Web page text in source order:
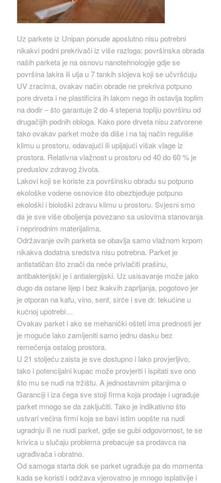
Uz parkete iz Unipan ponude aposlutno nisu potrebni
nikakvi podni prekrivači iz više razloga: površinska obrada
naših parketa je na osnovu nanotehnologije gdje se
površina lakira ili ulja u 7 tankih slojeva koji se učvršćuju
UV zracima, ovakav način obrade ne prekriva potpuno
pore drveta i ne plastificira ih lakom nego ih ostavlja toplim
na dodir – što garantuje 2 do 4 stepena topliju površinu od
drugačijih podnih obloga. Kako pore drveta nisu zatvorene
tako ovakav parket može da diše i na taj način reguliše
klimu u prostoru, odavajući ili upijajući višak vlage iz
prostora. Relativna vlažnost u prostoru od 40 do 60 % je
preduslov zdravog života.
Lakovi koji se koriste za površinsku obradu su potpuno
ekološke vodene osnovice što obezbjeđuje potpuno
ekološki i biološki zdravu klimu u prostoru. Svjesni smo
da je sve više oboljenja povezano sa uslovima stanovanja
i neprirodnim materijalima.
Održavanje ovih parketa se obavlja samo vlažnom krpom
nikakva dodatna sredstva nisu potrebna. Parket je
antistatičan što znači da neće privlačiti prašinu,
antibakterijski je i antialergijski. Uz usisavanje može jako
dugo da ostane lijep i bez ikakvih zaprljanja, pogotovo jer
je otporan na kafu, vino, senf, sirće i sve dr. tekućine u
kućnoj upotrebi…
Ovakav parket i ako se mehanički ošteti ima prednosti jer
je moguće lako zamijeniti samo jednu dasku bez
remećenja ostalog prostora.
U 21 stoljeću zaista je sve dostupno i lako provjerljivo,
tako i potencijalni kupac može provjeriti i ispitati sve ono
što mu se nudi na tržištu. A jednostavnim pitanjima o
Garanciji i iza čega sve stoji firma koja prodaje i ugrađuje
parket mnogo se da zaključiti. Tako je indikativno što
ustvari većina firmi koja se bavi istim uopšte na nudi
ugradnju ili ne nudi parket, gdje se gubi odgovornost, te se
krivica u slučaju problema prebacuje sa prodavca na
ugrađivača i obratno.
Od samoga starta dok se parket ugrađuje pa do momenta
kada se koristi i održava vjerovatno je mnogo isplativije i